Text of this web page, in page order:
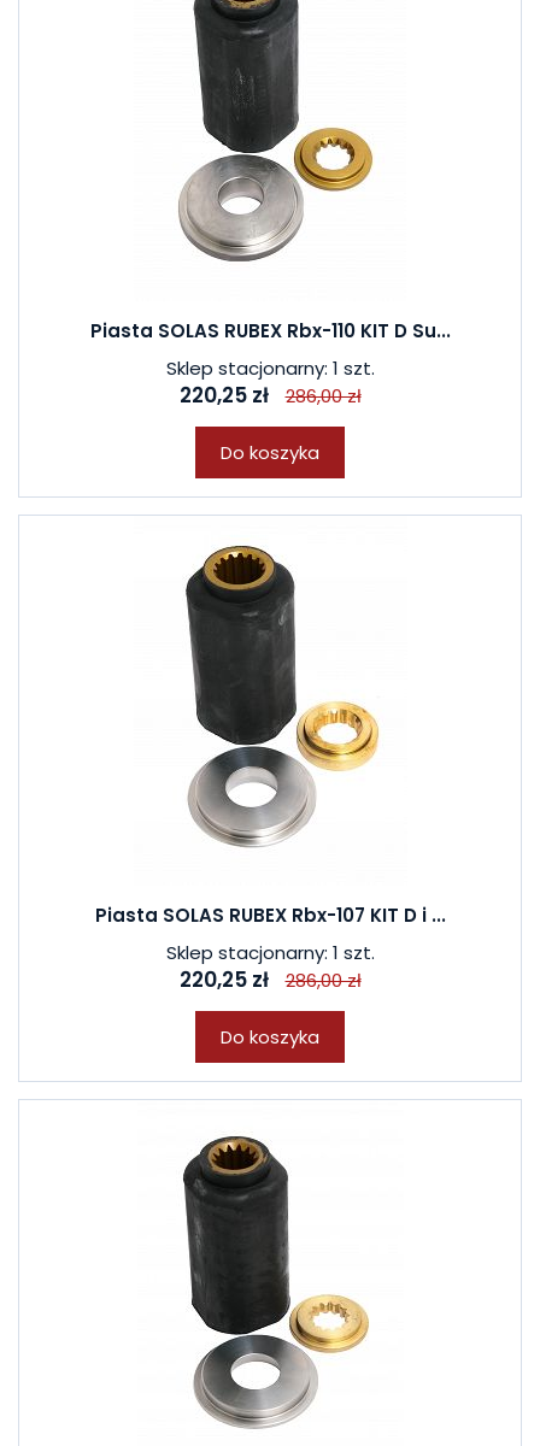
Piasta SOLAS RUBEX Rbx-110 KIT D Su...
Sklep stacjonarny: 1 szt.
220,25 zł 286,00 zł
Do koszyka
Piasta SOLAS RUBEX Rbx-107 KIT D i ...
Sklep stacjonarny: 1 szt.
220,25 zł 286,00 zł
Do koszyka